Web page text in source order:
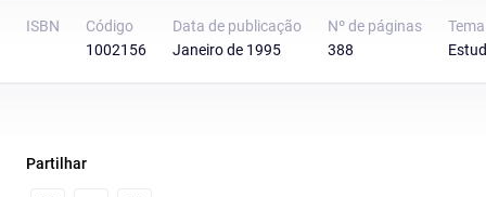
ISBN
Código
1002156
Data de publicação
Janeiro de 1995
Nº de páginas
388
Tema
Partilhar